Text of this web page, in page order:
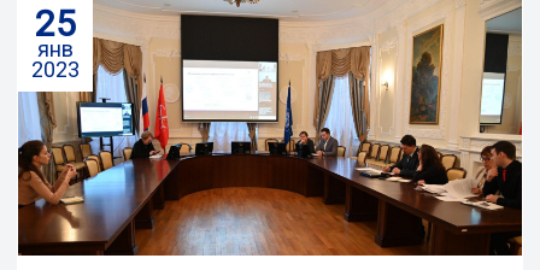
25
янв
2023